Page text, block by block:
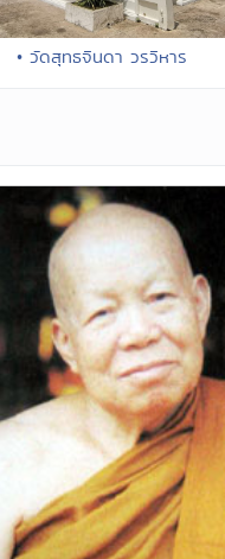
• วัดสุทธจินดา วรวิหาร